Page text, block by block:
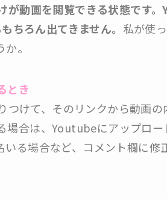
が動画を閲覧できる状態です
ちろん出てきません。 私が使
。
とき
けて、そのリンクから動画の
場合は、Youtubeにアップロ
る場合など、コメント欄に修